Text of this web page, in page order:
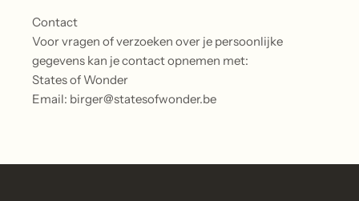
Contact
Voor vragen of verzoeken over je persoonlijke
gegevens kan je contact opnemen met:
States of Wonder
Email: birger@statesofwonder.be